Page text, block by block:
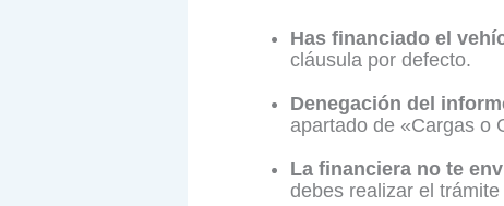
Has financiado el
cláusula por defecto.
Denegación del
apartado de «Cargas o
La financiera no te
debes realizar el